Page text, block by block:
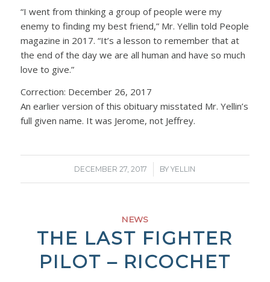
“I went from thinking a group of people were my
enemy to finding my best friend,” Mr. Yellin told People
magazine in 2017. “It’s a lesson to remember that at
the end of the day we are all human and have so much
love to give.”
Correction: December 26, 2017
An earlier version of this obituary misstated Mr. Yellin’s
full given name. It was Jerome, not Jeffrey.
DECEMBER 27, 2017
/ BYYELLIN
NEWS
THE LAST FIGHTER
PILOT – RICOCHET